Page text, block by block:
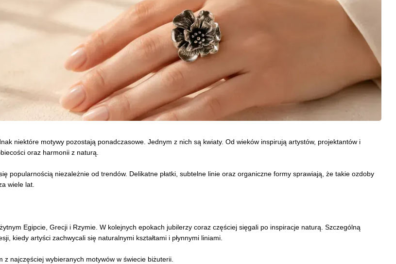
niektóre motywy pozostają ponadczasowe. Jednym z nich są kwiaty. Od wieków inspirują artystów, projektantów i
oraz harmonii z naturą.
popularnością niezależnie od trendów. Delikatne płatki, subtelne linie oraz organiczne formy sprawiają, że takie ozdoby
wiele lat.
Egipcie, Grecji i Rzymie. W kolejnych epokach jubilerzy coraz częściej sięgali po inspiracje naturą. Szczególną
kiedy artyści zachwycali się naturalnymi kształtami i płynnymi liniami.
z najczęściej wybieranych motywów w świecie biżuterii.